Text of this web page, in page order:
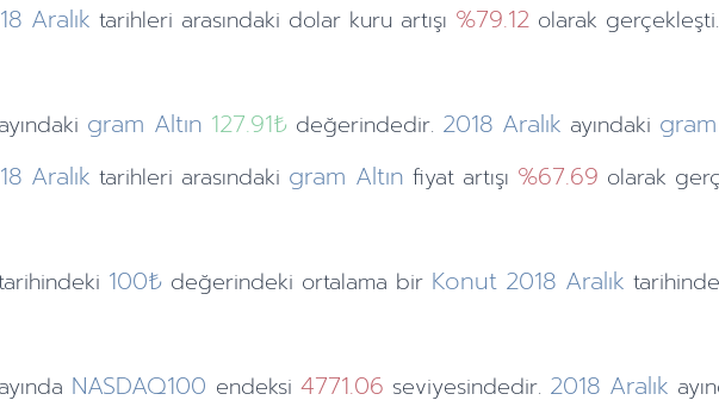
Aralık tarihleri arasındaki dolar kuru artışı %79.12olarak gerçekleşti.
ayındaki gram Altın 127.91₺değerindedir. 2018 Aralık ayındaki
Aralık tarihleri arasındaki gram Altın fiyat artışı %67.69 olarak
100₺ değerindeki ortalama bir Konut 2018 Aralık tarihinde
ayında NASDAQ100 endeksi 4771.06 seviyesindedir. 2018 Aralık